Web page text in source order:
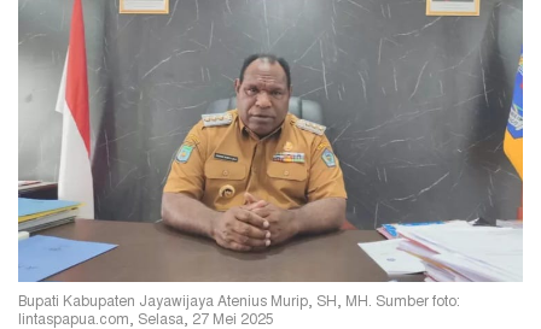
Bupati Kabupaten Jayawijaya Atenius Murip, SH, MH. Sumber foto:
lintaspapua.com, Selasa, 27 Mei 2025